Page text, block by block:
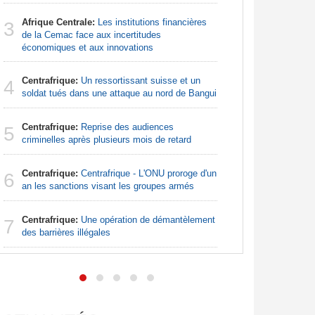
3 Afrique Centrale: Les institutions financières
de la Cemac face aux incertitudes
économiques et aux innovations
4 Centrafrique: Un ressortissant suisse et un
soldat tués dans une attaque au nord de Bangui
5 Centrafrique: Reprise des audiences
criminelles après plusieurs mois de retard
6 Centrafrique: Centrafrique - L'ONU proroge d'un
an les sanctions visant les groupes armés
7 Centrafrique: Une opération de démantèlement
des barrières illégales